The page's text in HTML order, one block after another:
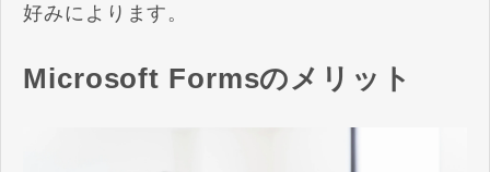
好みによります。
Microsoft Formsのメリット